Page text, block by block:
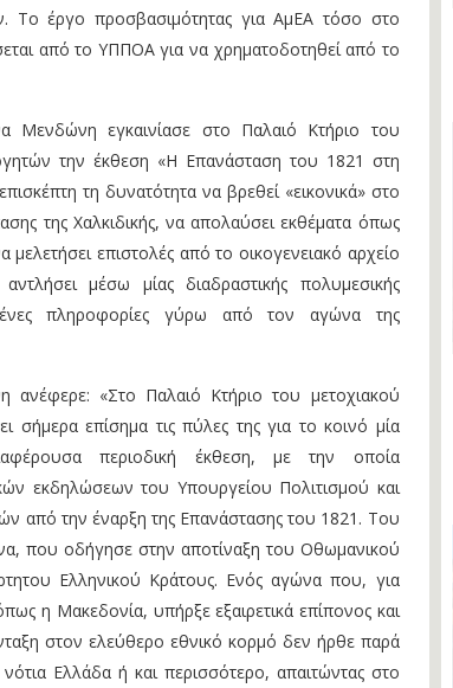
Το έργο προσβασιμότητας για ΑμΕΑ τόσο στο
από το ΥΠΠΟΑ για να χρηματοδοτηθεί από το
Μενδώνη εγκαινίασε στο Παλαιό Κτήριο του
την έκθεση «Η Επανάσταση του 1821 στη
τη δυνατότητα να βρεθεί «εικονικά» στο
της Χαλκιδικής, να απολαύσει εκθέματα όπως
επιστολές από το οικογενειακό αρχείο
μέσω μίας διαδραστικής πολυμεσικής
πληροφορίες γύρω από τον αγώνα της
ανέφερε: «Στο Παλαιό Κτήριο του μετοχιακού
σήμερα επίσημα τις πύλες της για το κοινό μία
περιοδική έκθεση, με την οποία
εκδηλώσεων του Υπουργείου Πολιτισμού και
από την έναρξη της Επανάστασης του 1821. Του
που οδήγησε στην αποτίναξη του Οθωμανικού
Ελληνικού Κράτους. Ενός αγώνα που, για
η Μακεδονία, υπήρξε εξαιρετικά επίπονος και
στον ελεύθερο εθνικό κορμό δεν ήρθε παρά
Ελλάδα ή και περισσότερο, απαιτώντας στο